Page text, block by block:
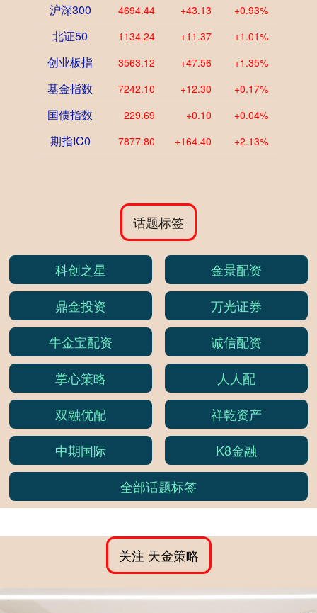
沪深300 4694.44 +43.13 +0.93%
北证50 1134.24 +11.37 +1.01%
创业板指 3563.12 +47.56 +1.35%
基金指数 7242.10 +12.30 +0.17%
国债指数 229.69 +0.10 +0.04%
期指IC0 7877.80 +164.40 +2.13%
话题标签
科创之星
金景配资
鼎金投资
万光证券
牛金宝配资
诚信配资
掌心策略
人人配
双融优配
祥乾资产
中期国际
K8金融
全部话题标签
关注 天金策略